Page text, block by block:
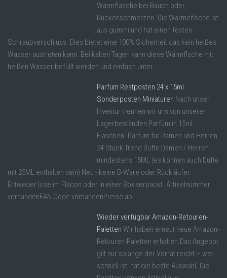
Wärmflasche bei Bauch oder
Rückenschmerzen. Die Wärmeflsche ist
aus gummi und hat einen festen
Schraubverschluss. Dies bietet eine 100% Sicherheit das kein heißes
Wasser austreten kann. Bei kalten Tagen kann diese Wärmflsche mit
heißen Wasser befüllt werden und einfach unter ...
Parfüm Restposten 24 x 15ml
Sonderposten Miniaturen Nach unser
Inventur trennen wir uns von unseren
Lagerbeständen Parfüm in 15ml
Flaschen. Parfüm für Damen und Herren.
24 Stück Trend Düfte Damen / Herren
mindestens 15ML (es können auch Düfte
mit 25ML enthalten sein) Neu - keine B-Ware oder Rückläufer.
Entweder lose im Flacon oder in einer Box verpackt. Artikelnummer:
vorhandenEAN Code vorhandenPreise ab: ...
Wieder verfügbar Amazon-Retouren-
Paletten Wir haben erneut neue Amazon-
Retouren-Paletten erhalten.Das Angebot
gilt nur solange der Vorrat reicht – wer
schnell ist, hat die beste Auswahl. Die